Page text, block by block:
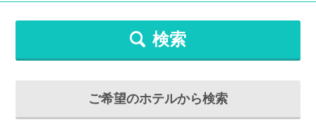
検索
ご希望のホテルから検索